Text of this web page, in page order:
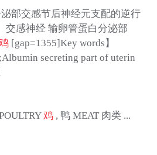
部交感节后神经元支配的逆行
交感神经 输卵管蛋白分泌部
鸡[gap=1355]Key words】
secreting part of uterin
鸡, 鸭 MEAT 肉类 ...